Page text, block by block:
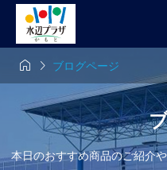
  ブログページ
本日のおすすめ商品のご紹介